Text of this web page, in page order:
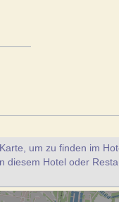
um zu finden im
diesem Hotel oder